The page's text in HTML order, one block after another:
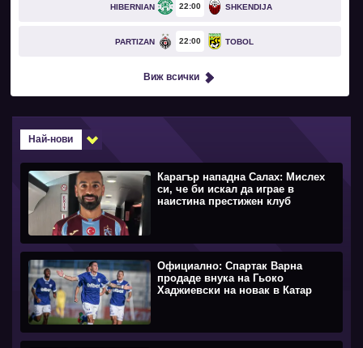
HIBERNIAN 22 00 SHKENDIJA
PARTIZAN 22 00 TOBOL
Виж всички
Най-нови
Карагър нападна Салах: Мислех
си, че би искал да играе в
наистина престижен клуб
Официално: Спартак Варна
продаде внука на Гьоко
Хаджиевски на новак в Катар